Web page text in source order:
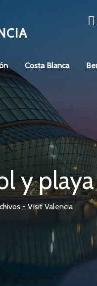
Costa Blanca
y playa
- Visit Valencia